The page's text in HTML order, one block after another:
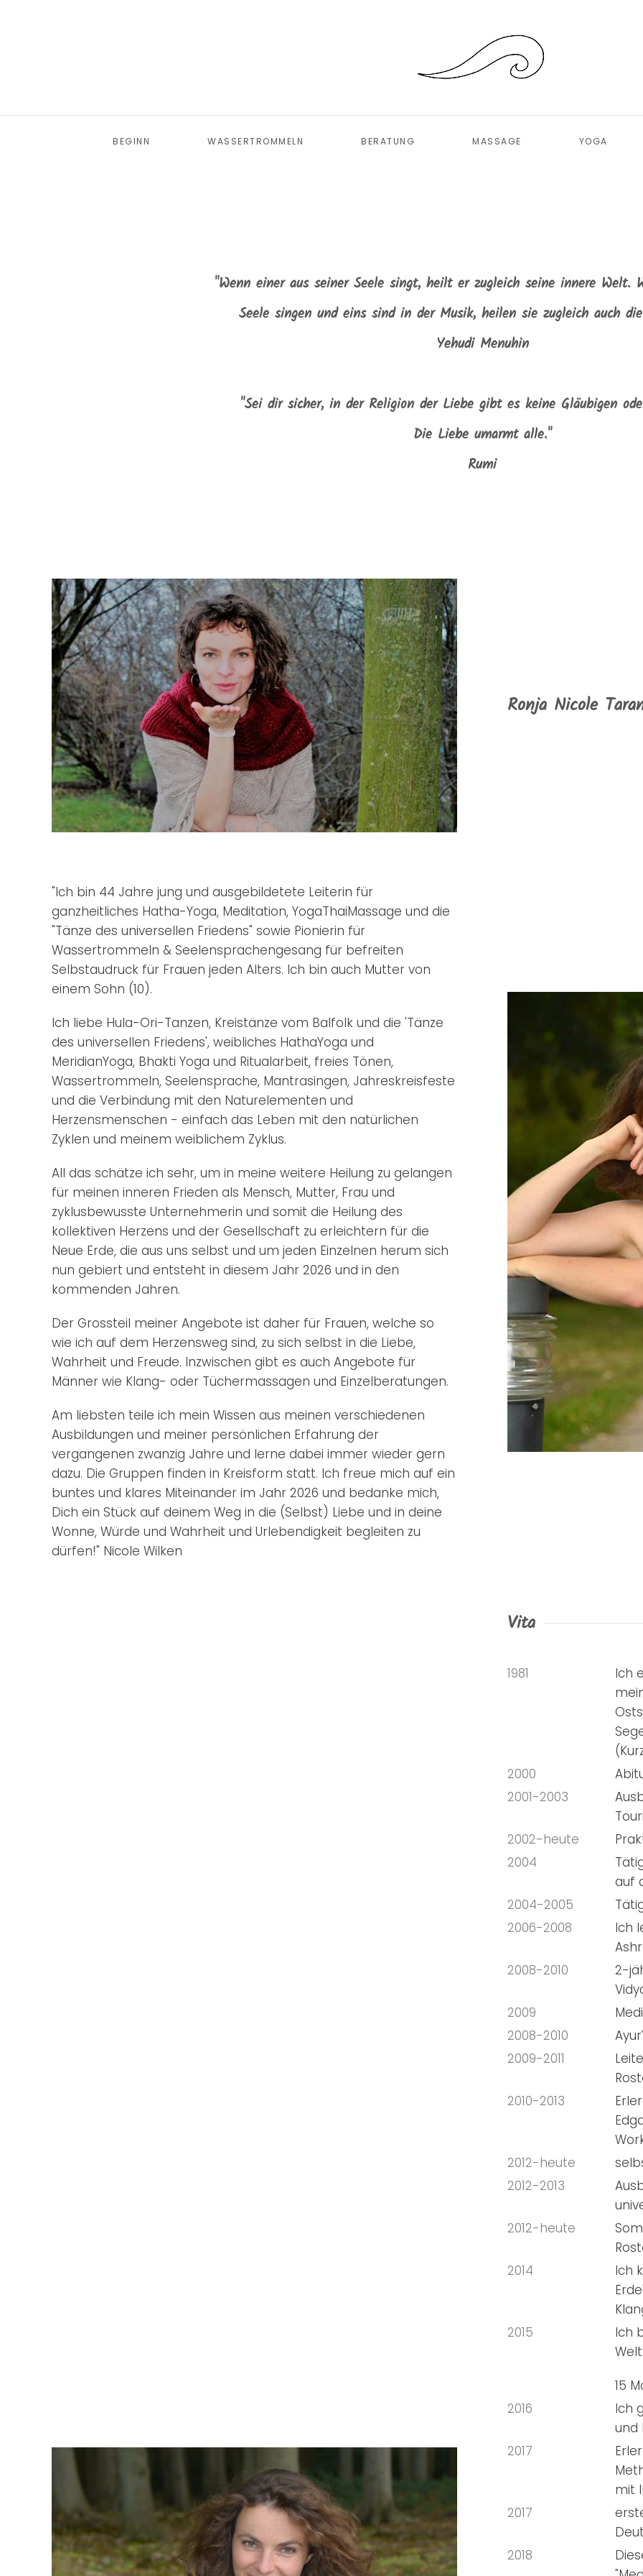
BEGINN WASSERTROMMELN BERATUNG MASSAGE YOGA
"Wenn einer aus seiner Seele singt, heilt er zugleich seine innere Welt.
Seele singen und eins sind in der Musik, heilen sie zugleich auch
Yehudi Menuhin
"Sei dir sicher, in der Religion der Liebe gibt es keine Gläubigen
Die Liebe umarmt alle."
Rumi
Ronja Nicole
"Ich bin 44 Jahre jung und ausgebildetete Leiterin für
ganzheitliches Hatha-Yoga, Meditation, YogaThaiMassage und die
"Tänze des universellen Friedens" sowie Pionierin für
Wassertrommeln & Seelensprachengesang für befreiten
Selbstaudruck für Frauen jeden Alters. Ich bin auch Mutter von
einem Sohn (10).
Ich liebe Hula-Ori-Tanzen, Kreistänze vom Balfolk und die 'Tänze
des universellen Friedens', weibliches HathaYoga und
MeridianYoga, Bhakti Yoga und Ritualarbeit, freies Tönen,
Wassertrommeln, Seelensprache, Mantrasingen, Jahreskreisfeste
und die Verbindung mit den Naturelementen und
Herzensmenschen - einfach das Leben mit den natürlichen
Zyklen und meinem weiblichem Zyklus.
All das schätze ich sehr, um in meine weitere Heilung zu gelangen
für meinen inneren Frieden als Mensch, Mutter, Frau und
zyklusbewusste Unternehmerin und somit die Heilung des
kollektiven Herzens und der Gesellschaft zu erleichtern für die
Neue Erde, die aus uns selbst und um jeden Einzelnen herum sich
nun gebiert und entsteht in diesem Jahr 2026 und in den
kommenden Jahren.
Der Grossteil meiner Angebote ist daher für Frauen, welche so
wie ich auf dem Herzensweg sind, zu sich selbst in die Liebe,
Wahrheit und Freude. Inzwischen gibt es auch Angebote für
Männer wie Klang- oder Tüchermassagen und Einzelberatungen.
Am liebsten teile ich mein Wissen aus meinen verschiedenen
Ausbildungen und meiner persönlichen Erfahrung der
vergangenen zwanzig Jahre und lerne dabei immer wieder gern
dazu. Die Gruppen finden in Kreisform statt. Ich freue mich auf ein
buntes und klares Miteinander im Jahr 2026 und bedanke mich,
Dich ein Stück auf deinem Weg in die (Selbst) Liebe und in deine
Wonne, Würde und Wahrheit und Urlebendigkeit begleiten zu
dürfen!" Nicole Wilken
Vita
1981
Ich
2000
2001-2003
2002-heute
2004
auf
2004-2005
2006-2008
Ich
2008-2010
2-
2009
2008-2010
2009-2011
2010-2013
2012-heute
2012-2013
2012-heute
2014
Ich
2015
Ich
15
2016
Ich
und
2017
mit
2017
2018